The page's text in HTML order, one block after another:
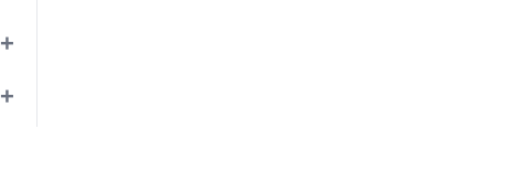
+Раскрыть вложенные категории
+Раскрыть вложенные категории